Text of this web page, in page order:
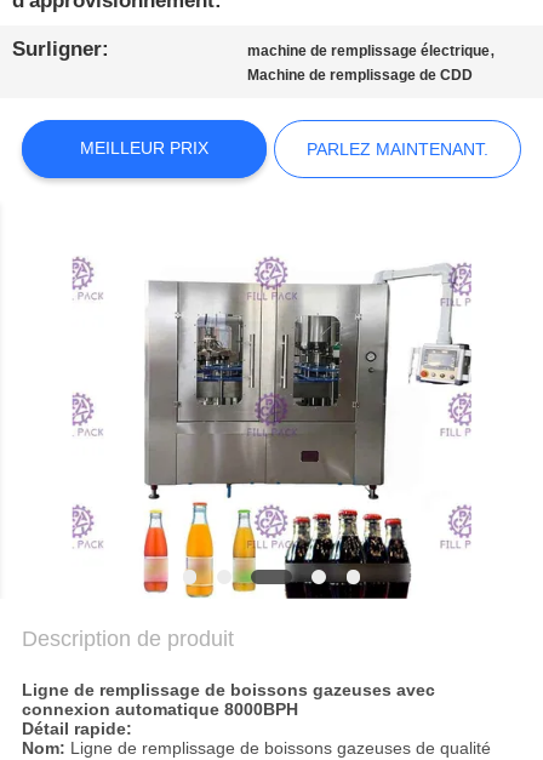
MAINTENANT.
PLAN
DU
POLITIQUE
CONFIDENTIALITÉ
Surligner: machine de remplissage électrique,
Machine de remplissage de CDD
MEILLEUR PRIX PARLEZ MAINTENANT.
Description de produit
Ligne de remplissage de boissons gazeuses avec
connexion automatique 8000BPH
Détail rapide:
Nom: Ligne de remplissage de boissons gazeuses de qualité